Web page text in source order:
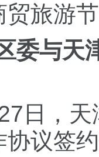
贸旅游
委与天
日，
协议签